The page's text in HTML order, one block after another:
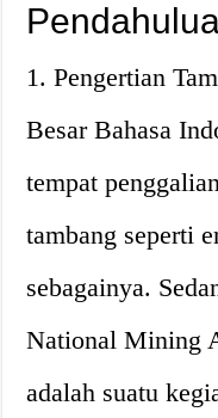
1. Pengertian
Besar Bahasa
tempat
tambang seperti
sebagainya.
National Mining
adalah suatu